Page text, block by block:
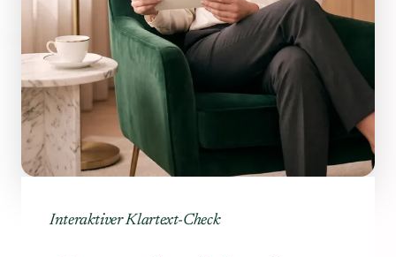
Interaktiver Klartext-Check